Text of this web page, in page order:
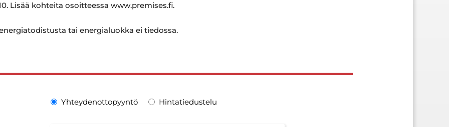
Lisää kohteita osoitteessa www.premises.fi.
tai energialuokka ei tiedossa.
Yhteydenottopyyntö Hintatiedustelu